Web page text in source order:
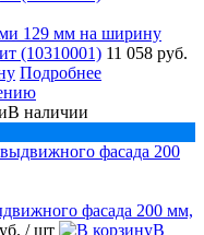
129 мм на ширину
(10310001) 11 058 руб.
Подробнее
В наличии
фасада 200 мм,
/ шт
В